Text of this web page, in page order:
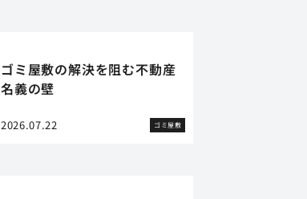
ゴミ屋敷の解決を阻む不動産
名義の壁
2026.07.22 ゴミ屋敷